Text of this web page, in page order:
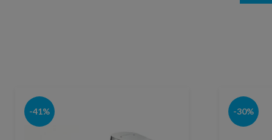
-41% -30%